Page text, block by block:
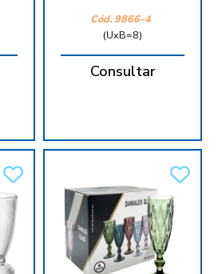
Cód. 9866-4
(UxB=8)
Consultar